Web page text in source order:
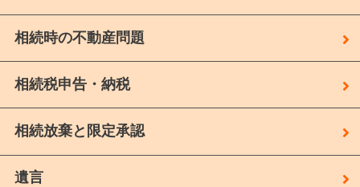
相続時の不動産問題
相続税申告・納税
相続放棄と限定承認
遺言